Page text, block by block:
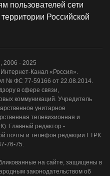
пользователей сети
Российской
2006 - 2025
Канал «Россия».
№ ФС 77-59166 от 22.08.2014.
в сфере связи,
коммуникаций. Учредитель
унитарное
телевизионная и
Главный редактор -
почты и телефон редакции ГТРК
76-75.
на сайте, защищены в
законодательством об